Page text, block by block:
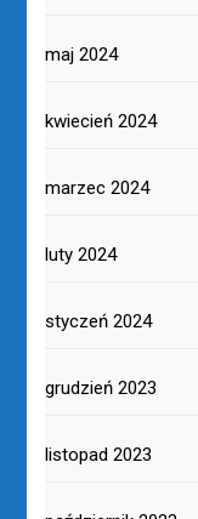
maj 2024
kwiecień 2024
marzec 2024
luty 2024
styczeń 2024
grudzień 2023
listopad 2023